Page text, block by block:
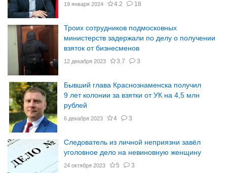
19 января 2024 4.2 18
Троих сотрудников подмосковных
министерств задержали по делу о получении
взяток от бизнесменов
12 декабря 2023 3.7 3
Бывший глава Краснознаменска получил
9 лет колонии за взятки от УК на 4,5 млн
рублей
6 декабря 2023 4 3
Следователь из личной неприязни завёл
уголовное дело на невиновную женщину
24 октября 2023 5 3